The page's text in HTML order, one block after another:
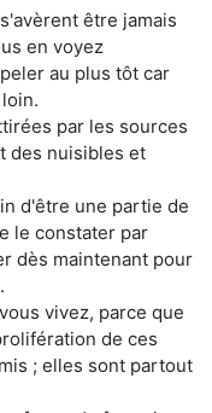
être jamais
en voyez
au plus tôt car
par les sources
des nuisibles et
d'être une partie de
le constater par
dès maintenant pour
vivez, parce que
de ces
; elles sont partout